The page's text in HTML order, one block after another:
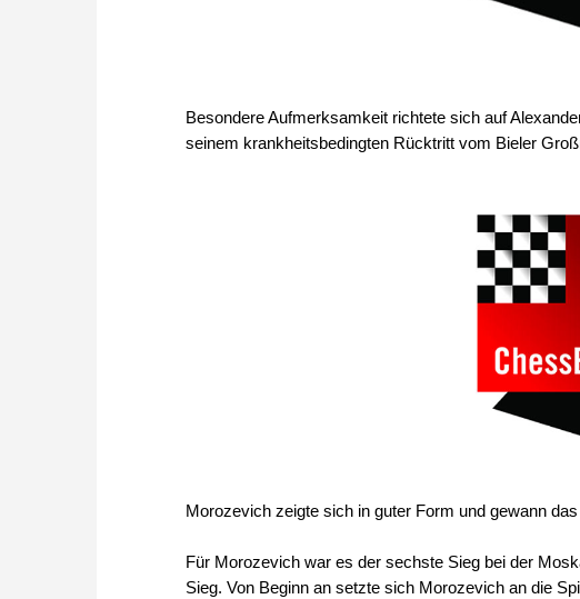
Besondere Aufmerksamkeit richtete sich auf
seinem krankheitsbedingten Rücktritt vom Bieler
Morozevich zeigte sich in guter Form und gewann das
Für Morozevich war es der sechste Sieg bei der
Sieg. Von Beginn an setzte sich Morozevich an die